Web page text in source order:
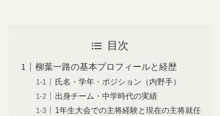
目次
柳葉一路の基本プロフィールと経歴
氏名・学年・ポジション（内野手）
出身チーム・中学時代の実績
1年生大会での主将経験と現在の主将就任